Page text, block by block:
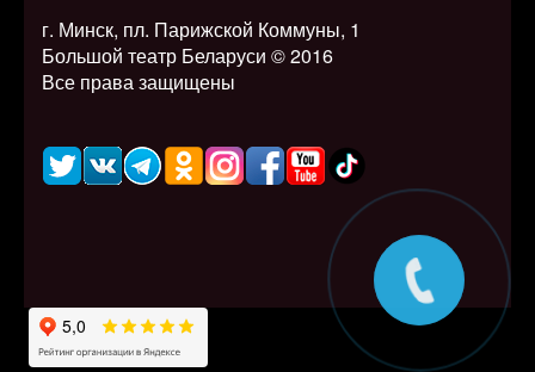
г. Минск, пл. Парижской Коммуны, 1
Большой театр Беларуси © 2016
Все права защищены